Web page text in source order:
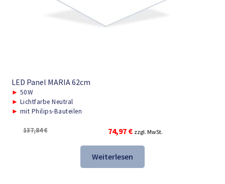
LED Panel MARIA 62cm
► 50W
► Lichtfarbe Neutral
► mit Philips-Bauteilen
137,84€
Ursprünglicher
war:
137,84 €
74,97 €Aktueller
ist:
74,97 €.
zzgl. MwSt.
Weiterlesen